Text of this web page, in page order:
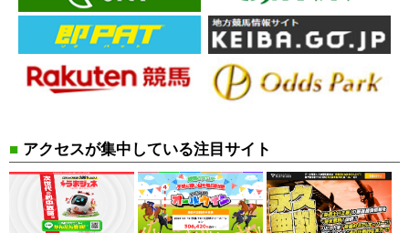
■ アクセスが集中している注目サイト